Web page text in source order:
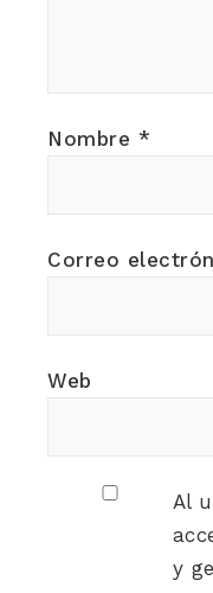
Nombre *
Correo
Web
Al
y